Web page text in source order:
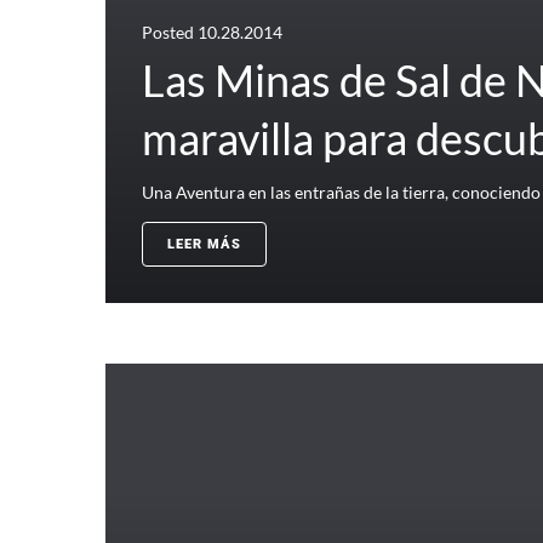
Posted 10.28.2014
Las Minas de Sal de
maravilla para
Una Aventura en las entrañas de la tierra, conociendo
LEER MÁS